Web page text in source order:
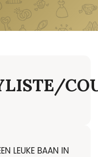
LEUKE BAAN IN